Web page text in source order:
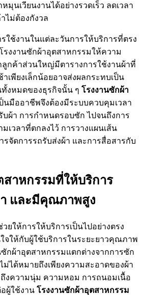
มุนเวียนงานได้อย่างรวดเร็ว ลดเวลา
ไม่ต้องกังวล
รใช้งานในแต่ละวันการให้บริการที่ตรง
รงงานซักผ้าอุตสาหกรรมให้ความ
ลูกค้าส่วนใหญ่มีตารางการใช้งานผ้าที่
เพียงเล็กน้อยอาจส่งผลกระทบเป็น
งหมดของธุรกิจนั้น ๆ โรงงานซักผ้า
นมืออาชีพจึงต้องมีระบบควบคุมเวลา
บผ้า การกำหนดรอบซัก ไปจนถึงการ
เวลาที่ตกลงไว้ การวางแผนเส้น
จัดการรถรับส่งผ้า และการสื่อสารกับ
สาหกรรมที่ให้บริการ
า และมีคุณภาพสูง
ยให้การให้บริการเป็นไปอย่างตรง
จให้กับผู้ใช้บริการในระยะยาวคุณภาพ
กผ้าอุตสาหกรรมแตกต่างจากการซัก
ได้หมายถึงเพียงความสะอาดของผ้า
งความนุ่ม ความหอม การถนอมเนื้อ
ผู้ใช้งาน โรงงานซักผ้าอุตสาหกรรม